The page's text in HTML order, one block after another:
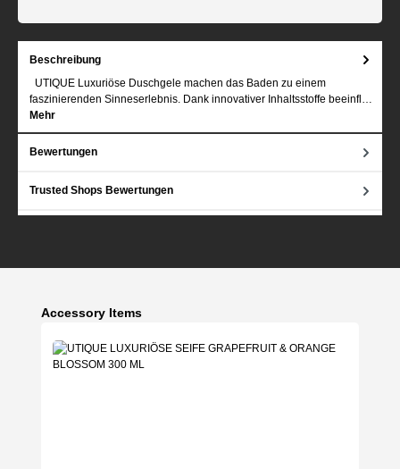
Beschreibung
UTIQUE Luxuriöse Duschgele machen das Baden zu einem
faszinierenden Sinneserlebnis. Dank innovativer Inhaltsstoffe beeinfl…
Mehr
Bewertungen
Trusted Shops Bewertungen
Produktgalerie überspringen
Accessory Items